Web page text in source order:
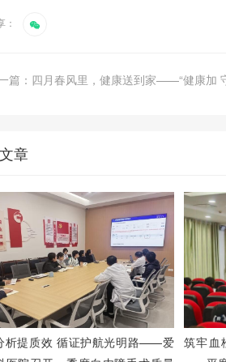
：
章
析提质效 循证护航光明路——爱
筑牢血